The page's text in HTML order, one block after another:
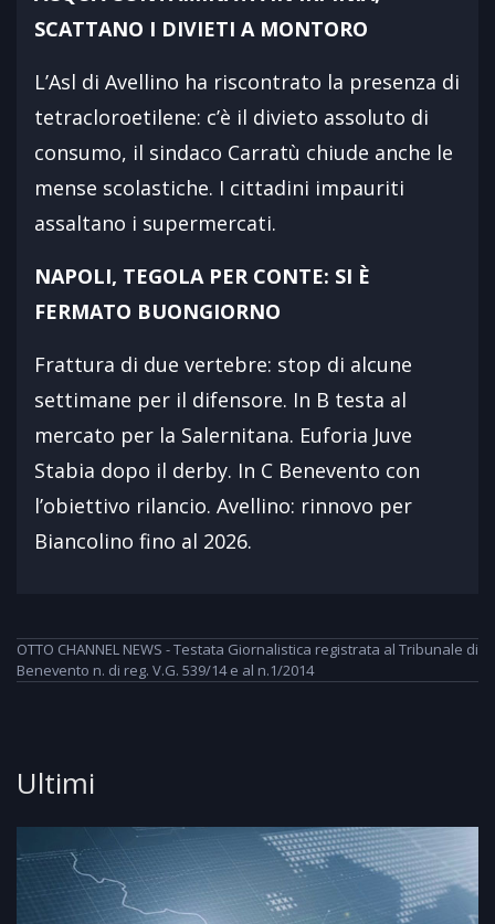
SCATTANO I DIVIETI A MONTORO
L’Asl di Avellino ha riscontrato la presenza di
tetracloroetilene: c’è il divieto assoluto di
consumo, il sindaco Carratù chiude anche le
mense scolastiche. I cittadini impauriti
assaltano i supermercati.
NAPOLI, TEGOLA PER CONTE: SI È
FERMATO BUONGIORNO
Frattura di due vertebre: stop di alcune
settimane per il difensore. In B testa al
mercato per la Salernitana. Euforia Juve
Stabia dopo il derby. In C Benevento con
l’obiettivo rilancio. Avellino: rinnovo per
Biancolino fino al 2026.
OTTO CHANNEL NEWS - Testata Giornalistica registrata al Tribunale di
Benevento n. di reg. V.G. 539/14 e al n.1/2014
Ultimi